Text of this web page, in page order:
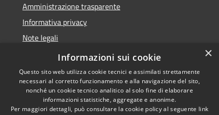
Amministrazione trasparente
Informativa privacy
Note legali
Dichiarazione di accessibilità
Copyright © 2026 • Comune di
×
Informazioni sui cookie
Questo sito web utilizza cookie tecnici e assimilati strettamente
necessari al corretto funzionamento e alla navigazione del sito,
nonché un cookie tecnico analitico al solo fine di elaborare
informazioni statistiche, aggregate e anonime.
Per maggiori dettagli, può consultare la cookie policy al seguente link